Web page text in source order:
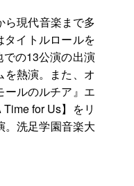
ら現代音楽まで多
イトルロールを
の13公演の出演
熱演。また、オ
ールのルチア』エ
for Us】をリ
。洗足学園音楽大